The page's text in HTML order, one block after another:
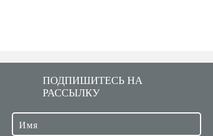
ПОДПИШИТЕСЬ НА
РАССЫЛКУ